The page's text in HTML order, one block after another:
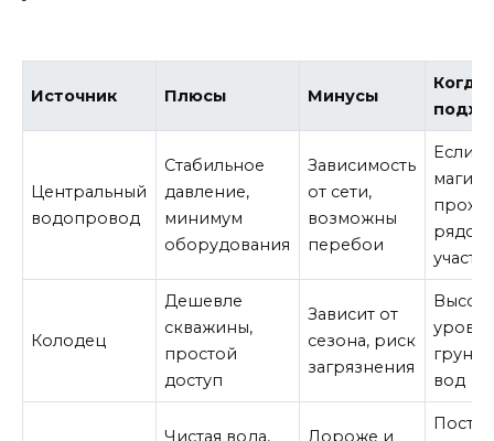
Источник Плюсы Минусы
Когда
Центральный
водопровод
Стабильное
давление,
минимум
оборудования
Зависимость
от сети,
возможны
перебои
Если
рядом
Колодец
Дешевле
скважины,
простой
доступ
Зависит от
сезона, риск
загрязнения
вод
Чистая вода, Дороже и